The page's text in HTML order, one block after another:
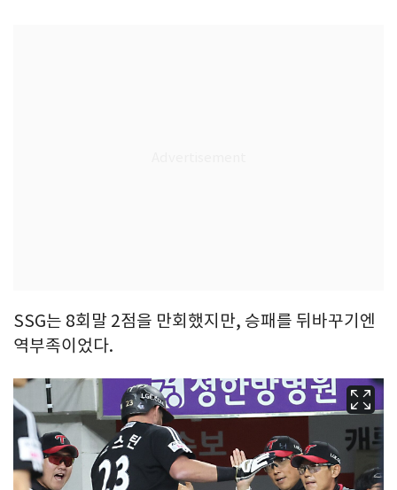
SSG는 8회말 2점을 만회했지만, 승패를 뒤바꾸기엔
역부족이었다.